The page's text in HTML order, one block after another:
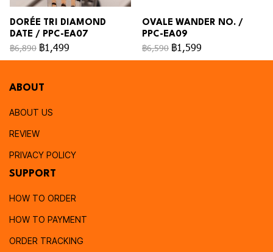
DORÉE TRI DIAMOND
DATE / PPC-EA07
฿6,890 ฿1,499
OVALE WANDER NO. /
PPC-EA09
฿6,590 ฿1,599
ABOUT
ABOUT US
REVIEW
PRIVACY POLICY
SUPPORT
HOW TO ORDER
HOW TO PAYMENT
ORDER TRACKING